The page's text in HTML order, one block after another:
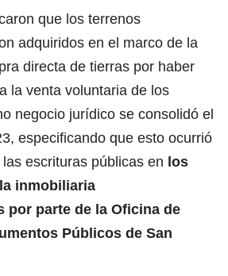
que los terrenos
adquiridos en el marco de la
directa de tierras por haber
la venta voluntaria de los
negocio jurídico se consolidó el
especificando que esto ocurrió
escrituras públicas en los
inmobiliaria
por parte de la Oficina de
Públicos de San